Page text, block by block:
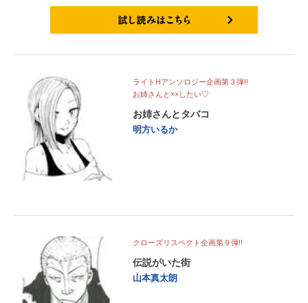
ライトHアンソロジー企画第３弾!!
お姉さんと××したい♡
お姉さんとタバコ
明方いるか
クローズリスペクト企画第９弾!!
伝説がいた街
山本真太朗